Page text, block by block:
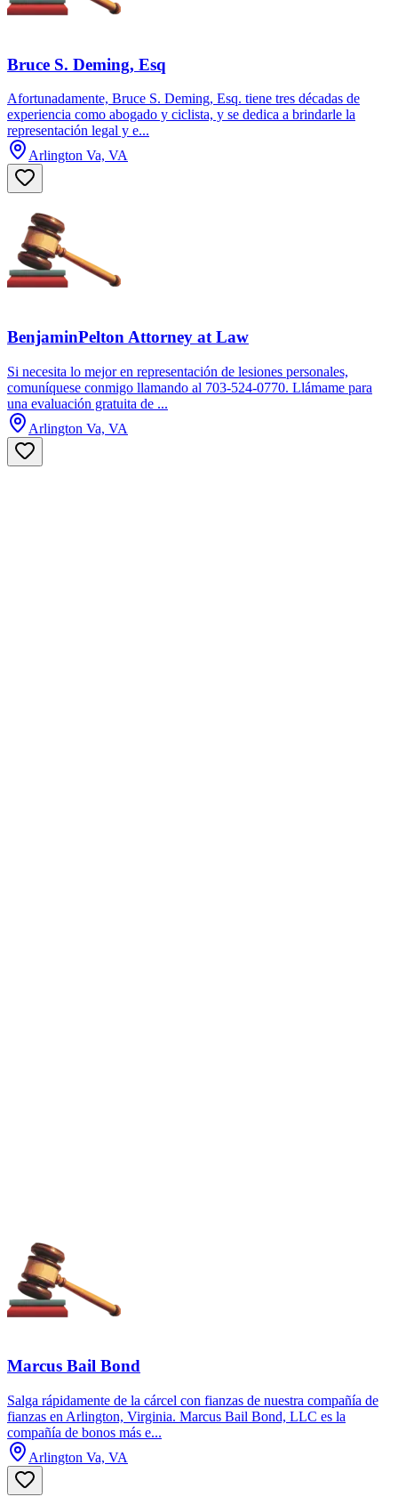
Bruce S. Deming, Esq
Afortunadamente, Bruce S. Deming, Esq. tiene tres décadas de
experiencia como abogado y ciclista, y se dedica a brindarle la
representación legal y e...
Arlington Va, VA
BenjaminPelton Attorney at Law
Si necesita lo mejor en representación de lesiones personales,
comuníquese conmigo llamando al 703-524-0770. Llámame para
una evaluación gratuita de ...
Arlington Va, VA
Marcus Bail Bond
Salga rápidamente de la cárcel con fianzas de nuestra compañía de
fianzas en Arlington, Virginia. Marcus Bail Bond, LLC es la
compañía de bonos más e...
Arlington Va, VA